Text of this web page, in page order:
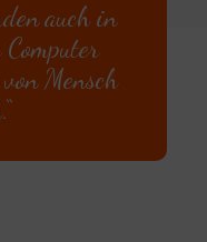
auch in
Mensch